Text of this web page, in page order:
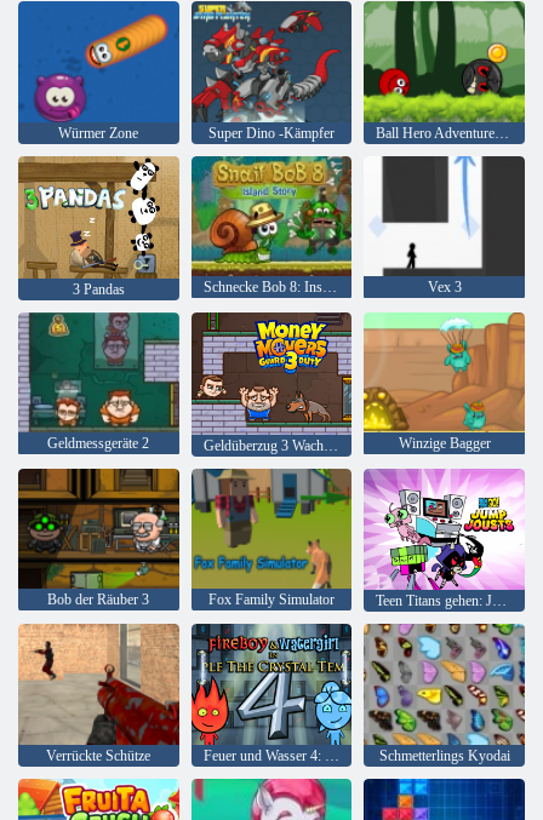
Würmer Zone Super Dino -Kämpfer Ball Hero Adventure: Roter Schlagball
3 Pandas Schnecke Bob 8: Inselgeschichte Vex 3
Geldmessgeräte 2 Geldüberzug 3 Wachdienst Winzige Bagger
Bob der Räuber 3 Fox Family Simulator Teen Titans gehen: Jump Joss
Verrückte Schütze Feuer und Wasser 4: Kristalltempel Schmetterlings Kyodai